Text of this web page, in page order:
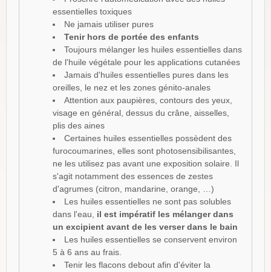
essentielles toxiques
Ne jamais utiliser pures
Tenir hors de portée des enfants
Toujours mélanger les huiles essentielles dans
de l'huile végétale pour les applications cutanées
Jamais d'huiles essentielles pures dans les
oreilles, le nez et les zones génito-anales
Attention aux paupières, contours des yeux,
visage en général, dessus du crâne, aisselles,
plis des aines
Certaines huiles essentielles possèdent des
furocoumarines, elles sont photosensibilisantes,
ne les utilisez pas avant une exposition solaire. Il
s'agit notamment des essences de zestes
d'agrumes (citron, mandarine, orange, …)
Les huiles essentielles ne sont pas solubles
dans l'eau,
il est impératif les mélanger dans
un excipient avant de les verser dans le bain
Les huiles essentielles se conservent environ
5 à 6 ans au frais.
Tenir les flacons debout afin d'éviter la